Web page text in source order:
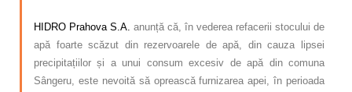
HIDRO Prahova S.A. anunță că, în vederea refacerii stocului de
apă foarte scăzut din rezervoarele de apă, din cauza lipsei
precipitațiilor și a unui consum excesiv de apă din comuna
Sângeru, este nevoită să oprească furnizarea apei, în perioada